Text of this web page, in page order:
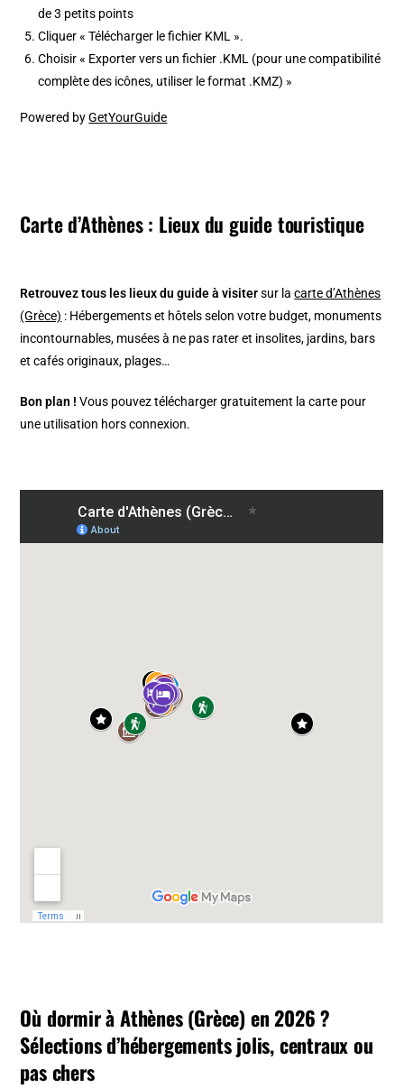
de 3 petits points
Cliquer « Télécharger le fichier KML ».
Choisir « Exporter vers un fichier .KML (pour une compatibilité
complète des icônes, utiliser le format .KMZ) »
Powered byGetYourGuide
Carte d’Athènes : Lieux du guide touristique
Retrouvez tous les lieux du guide à visitersur lacarte d’Athènes
(Grèce) : Hébergements et hôtels selon votre budget, monuments
incontournables, musées à ne pas rater et insolites, jardins, bars
et cafés originaux, plages…
Bon plan ! Vous pouvez télécharger gratuitement la carte pour
une utilisation hors connexion.
Où dormir à Athènes (Grèce) en 2026 ?
Sélections d’hébergements jolis, centraux ou
pas chers